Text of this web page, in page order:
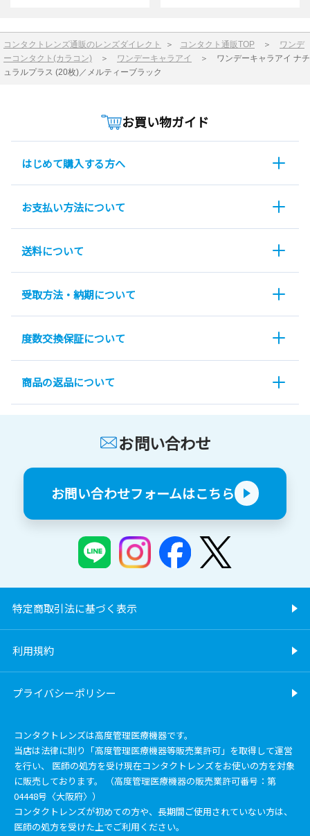
コンタクトレンズ通販のレンズダイレクト ＞ コンタクト通販TOP ＞ ワンデ
ーコンタクト(カラコン) ＞ ワンデーキャラアイ ＞ ワンデーキャラアイ ナチ
ュラルプラス (20枚)／メルティーブラック
お買い物ガイド
はじめて購入する方へ
お支払い方法について
送料について
受取方法・納期について
度数交換保証について
商品の返品について
お問い合わせ
お問い合わせフォームはこちら
特定商取引法に基づく表示
利用規約
プライバシーポリシー
コンタクトレンズは高度管理医療機器です。
当店は法律に則り「高度管理医療機器等販売業許可」を取得して運営
を行い、 医師の処方を受け現在コンタクトレンズをお使いの方を対象
に販売しております。 （高度管理医療機器の販売業許可番号：第
04448号〈大阪府〉）
コンタクトレンズが初めての方や、長期間ご使用されていない方は、
医師の処方を受けた上でご利用ください。